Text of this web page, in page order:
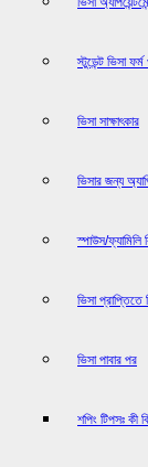
স্টুডেন্ট ভিসা
ভিসা সাক্ষাৎকার
ভিসার জন্য
স্পাউস/ফ্যামিলি
ভিসা প্রাপ্তিতে
ভিসা পাবার পর
শপিং টিপসঃ কী